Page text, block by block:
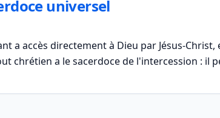
universel
a accès directement à Dieu par Jésus-
chrétien a le sacerdoce de l'intercession : il